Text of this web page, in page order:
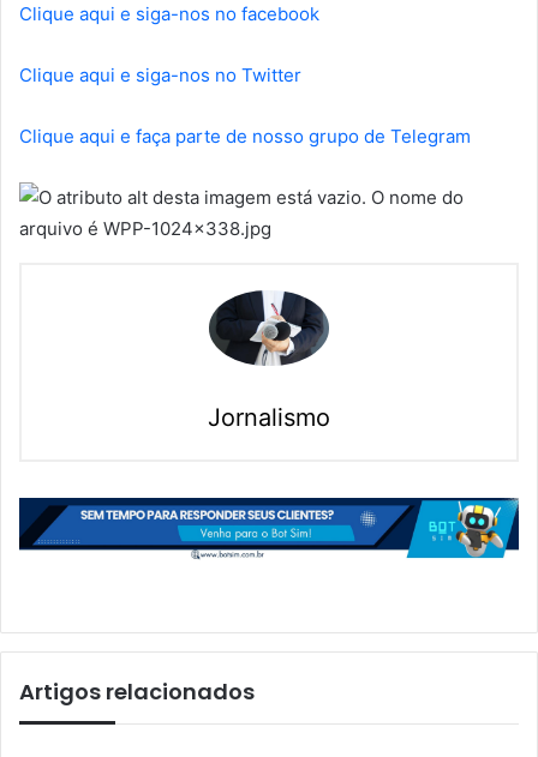
Clique aqui e siga-nos no facebook
Clique aqui e siga-nos no Twitter
Clique aqui e faça parte de nosso grupo de Telegram
Jornalismo
Artigos relacionados